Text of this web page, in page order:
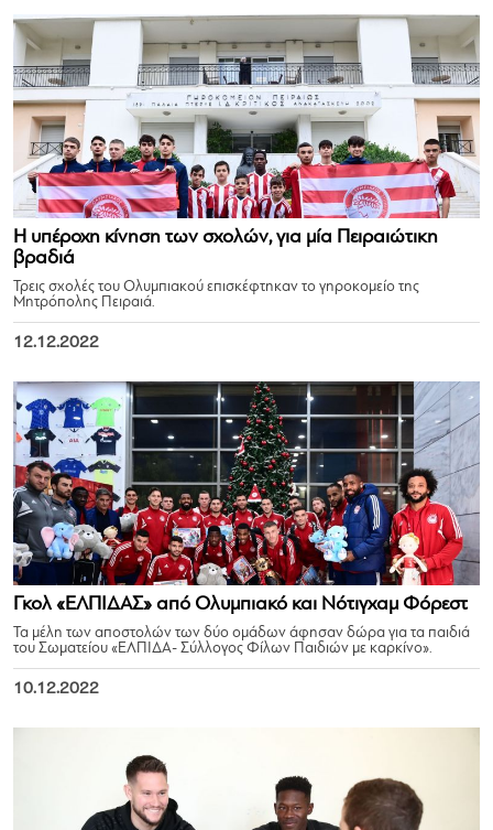
Η υπέροχη κίνηση των σχολών, για μία Πειραιώτικη
βραδιά
Τρεις σχολές του Ολυμπιακού επισκέφτηκαν το γηροκομείο της
Μητρόπολης Πειραιά.
12.12.2022
Γκολ «ΕΛΠΙΔΑΣ» από Ολυμπιακό και Νότιγχαμ Φόρεστ
Τα μέλη των αποστολών των δύο ομάδων άφησαν δώρα για τα παιδιά
του Σωματείου «ΕΛΠΙΔΑ- Σύλλογος Φίλων Παιδιών με καρκίνο».
10.12.2022